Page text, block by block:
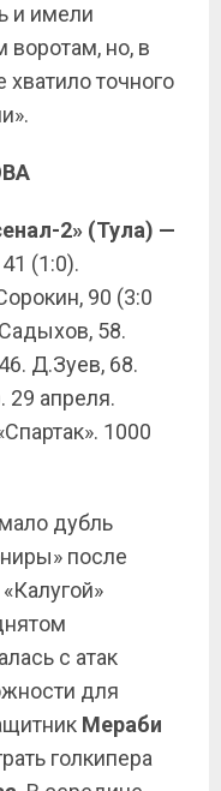
и имели
воротам, но, в
хватило точного
2» (Тула) —
(1:0).
90 (3:0
58.
Д.Зуев, 68.
29 апреля.
1000
дубль
после
с атак
для
Мераби
голкипера